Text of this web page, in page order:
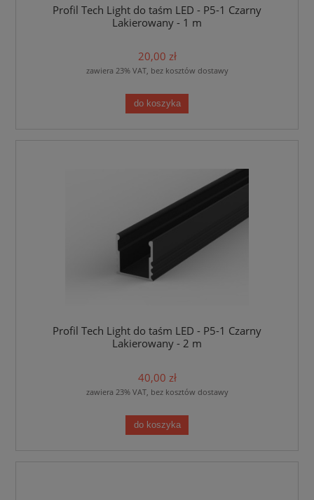
Profil Tech Light do taśm LED - P5-1 Czarny
Lakierowany - 1 m
20,00 zł
zawiera 23% VAT, bez kosztów dostawy
do koszyka
Profil Tech Light do taśm LED - P5-1 Czarny
Lakierowany - 2 m
40,00 zł
zawiera 23% VAT, bez kosztów dostawy
do koszyka